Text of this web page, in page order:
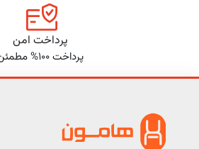
پرداخت امن
پرداخت 100% مطمئن